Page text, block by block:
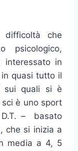
difficoltà che
psicologico,
interessato in
quasi tutto il
sui quali si è
sci è uno sport
– basato
che si inizia a
media a 4, 5